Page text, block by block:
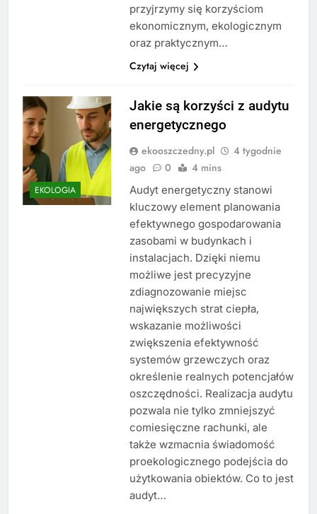
przyjrzymy się korzyściom
ekonomicznym, ekologicznym
oraz praktycznym…
Czytaj więcej
EKOLOGIA
Jakie są korzyści z audytu
energetycznego
ekooszczedny.pl
4 tygodnie
ago
0 4 mins
Audyt energetyczny stanowi
kluczowy element planowania
efektywnego gospodarowania
zasobami w budynkach i
instalacjach. Dzięki niemu
możliwe jest precyzyjne
zdiagnozowanie miejsc
największych strat ciepła,
wskazanie możliwości
zwiększenia efektywność
systemów grzewczych oraz
określenie realnych potencjałów
oszczędności. Realizacja audytu
pozwala nie tylko zmniejszyć
comiesięczne rachunki, ale
także wzmacnia świadomość
proekologicznego podejścia do
użytkowania obiektów. Co to jest
audyt…